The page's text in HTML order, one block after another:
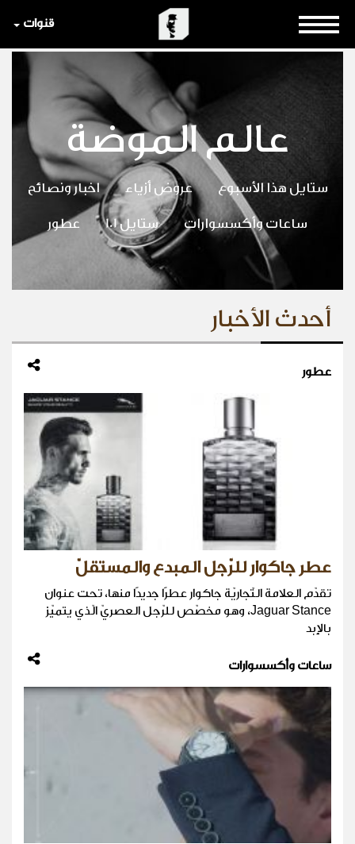
قنوات
عالم الموضة
ستايل هذا الأسبوع عروض أزياء اخبار ونصائح
ساعات وأكسسوارات ستايل 101 عطور
أحدث الأخبار
عطور
عطر جاكوار للرّجل المبدع والمستقلّ
تقدّم العلامة التّجاريّة جاكوار عطرًا جديدًا منها، تحت عنوان
Jaguar Stance، وهو مخصّص للرّجل العصريّ الّذي يتميّز
بالإبد
ساعات وأكسسوارات